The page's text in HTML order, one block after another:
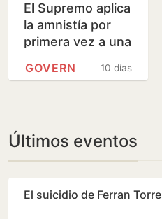
El Supremo aplica
la amnistía por
primera vez a una
Govern que
10 días
GOVERN
Últimos eventos
El suicidio de Ferran